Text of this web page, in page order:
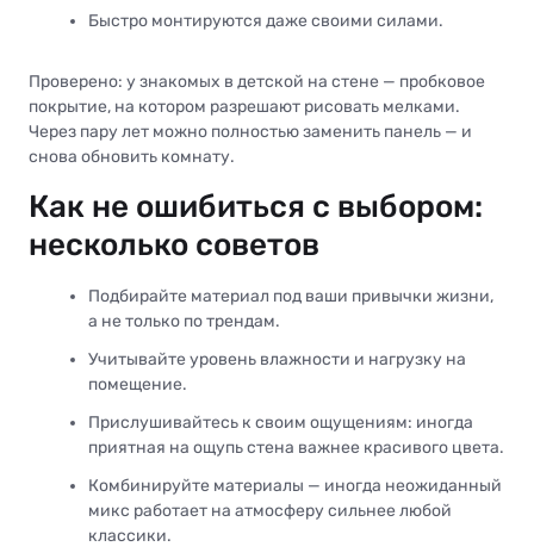
Быстро монтируются даже своими силами.
Проверено: у знакомых в детской на стене — пробковое
покрытие, на котором разрешают рисовать мелками.
Через пару лет можно полностью заменить панель — и
снова обновить комнату.
Как не ошибиться с выбором:
несколько советов
Подбирайте материал под ваши привычки жизни,
а не только по трендам.
Учитывайте уровень влажности и нагрузку на
помещение.
Прислушивайтесь к своим ощущениям: иногда
приятная на ощупь стена важнее красивого цвета.
Комбинируйте материалы — иногда неожиданный
микс работает на атмосферу сильнее любой
классики.